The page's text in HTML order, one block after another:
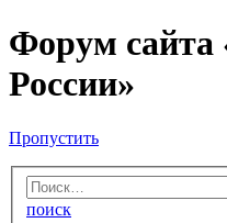
Форум
России»
Пропустить
поиск